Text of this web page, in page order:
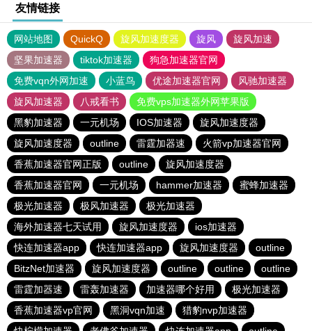
友情链接
网站地图 QuickQ 旋风加速度器 旋风
旋风加速
坚果加速器
tiktok加速器
狗急加速器官网
免费vqn外网加速
小蓝鸟 优途加速器官网
风驰加速器
旋风加速器
八戒看书
免费vps加速器外网苹果版
黑豹加速器
一元机场 IOS加速器
旋风加速度器
旋风加速度器
outline 雷霆加器速
火箭vp加速器官网
香蕉加速器官网正版
outline
旋风加速度器
香蕉加速器官网
一元机场 hammer加速器
蜜蜂加速器
极光加速器
极风加速器
极光加速器
海外加速器七天试用
旋风加速度器
ios加速器
快连加速器app
快连加速器app 旋风加速度器
outline
BitzNet加速器
旋风加速度器 outline outline
outline
雷霆加器速
雷轰加速器 加速器哪个好用
极光加速器
香蕉加速器vp官网
黑洞vqn加速
猎豹nvp加速器